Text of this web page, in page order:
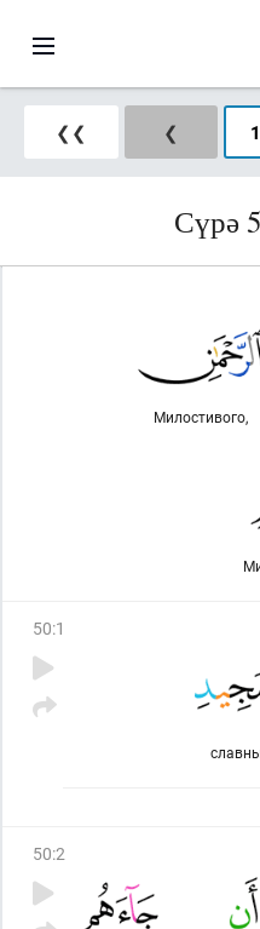
❮❮ ❮
Сүрә
Милостивого,
50:1
50:2